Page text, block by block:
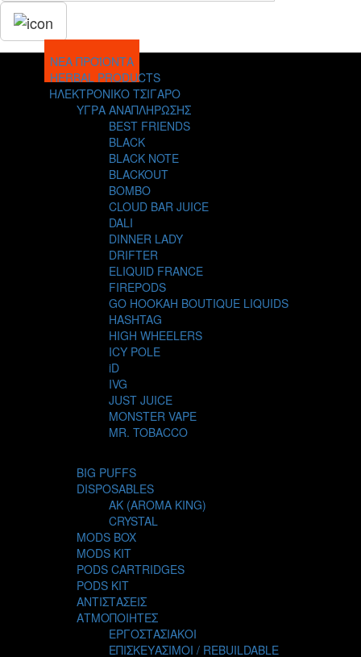
ΝΕΑ ΠΡΟΪΟΝΤΑ
HERBAL PRODUCTS
ΗΛΕΚΤΡΟΝΙΚΟ ΤΣΙΓΑΡΟ
ΥΓΡΑ ΑΝΑΠΛΗΡΩΣΗΣ
BEST FRIENDS
BLACK
BLACK NOTE
BLACKOUT
BOMBO
CLOUD BAR JUICE
DALI
DINNER LADY
DRIFTER
ELIQUID FRANCE
FIREPODS
GO HOOKAH BOUTIQUE LIQUIDS
HASHTAG
HIGH WHEELERS
ICY POLE
iD
IVG
JUST JUICE
MONSTER VAPE
MR. TOBACCO
NUBO
OMERTA LIQUIDS
OPMH PROJECT
S-ELF JUICE
SADBOY
SCANDAL
SECRET FOREST
STEAM CITY LIQUIDS
STEAM TRAIN
STEAMPUNK
TALES
BIG PUFFS
DISPOSABLES
AK (AROMA KING)
CRYSTAL
MODS BOX
MODS KIT
PODS CARTRIDGES
PODS KIT
ΑΝΤΙΣΤΑΣΕΙΣ
ΑΤΜΟΠΟΙΗΤΕΣ
ΕΡΓΟΣΤΑΣΙΑΚΟΙ
ΕΠΙΣΚΕΥΑΣΙΜΟΙ / REBUILDABLE